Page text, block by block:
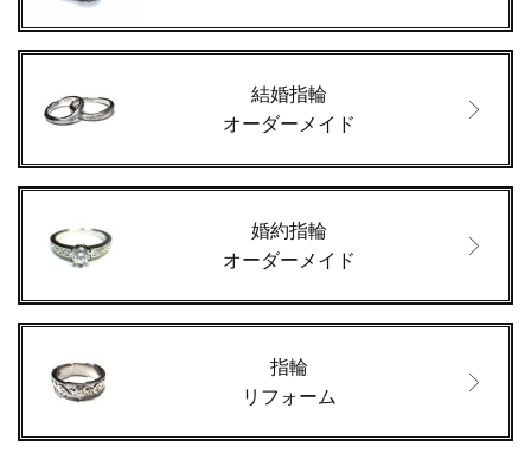
結婚指輪
オーダーメイド
婚約指輪
オーダーメイド
指輪
リフォーム